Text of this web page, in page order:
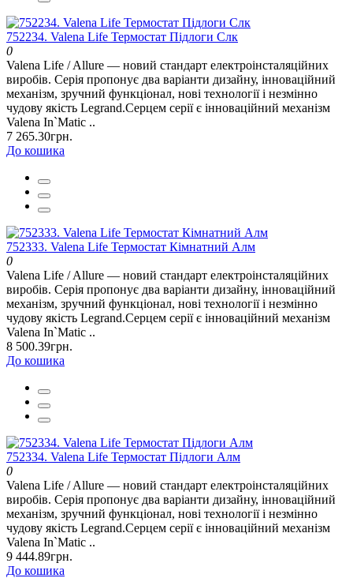
752234. Valena Life Термостат Підлоги Слк
0
Valena Life / Allure — новий стандарт електроінсталяційних
виробів. Серія пропонує два варіанти дизайну, інноваційний
механізм, зручний функціонал, нові технології і незмінно
чудову якість Legrand.Серцем серії є інноваційний механізм
Valena In`Matic ..
7 265.30грн.
До кошика
752333. Valena Life Термостат Кімнатний Алм
0
Valena Life / Allure — новий стандарт електроінсталяційних
виробів. Серія пропонує два варіанти дизайну, інноваційний
механізм, зручний функціонал, нові технології і незмінно
чудову якість Legrand.Серцем серії є інноваційний механізм
Valena In`Matic ..
8 500.39грн.
До кошика
752334. Valena Life Термостат Підлоги Алм
0
Valena Life / Allure — новий стандарт електроінсталяційних
виробів. Серія пропонує два варіанти дизайну, інноваційний
механізм, зручний функціонал, нові технології і незмінно
чудову якість Legrand.Серцем серії є інноваційний механізм
Valena In`Matic ..
9 444.89грн.
До кошика